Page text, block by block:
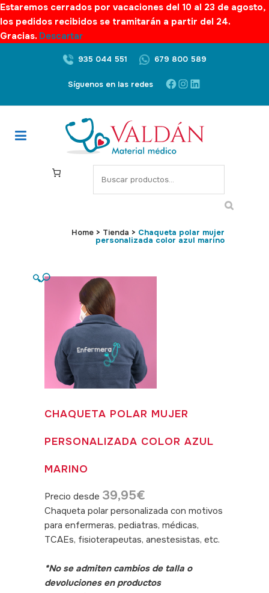
Estaremos cerrados por vacaciones del 10 al 23 de agosto,
los pedidos recibidos se tramitarán a partir del 24.
Gracias. Descartar
935 044 551 679 800 589
Síguenos en las redes Facebook
Instagram
LinkedIn
S
e
c
h
Home > Tienda > Chaqueta polar mujer
personalizada color azul marino
🔍
CHAQUETA POLAR MUJER
PERSONALIZADA COLOR AZUL
MARINO
Precio desde 39,95€
Chaqueta polar personalizada con motivos
para enfermeras, pediatras, médicas,
TCAEs, fisioterapeutas, anestesistas, etc.
*No se admiten cambios de talla o
devoluciones en productos